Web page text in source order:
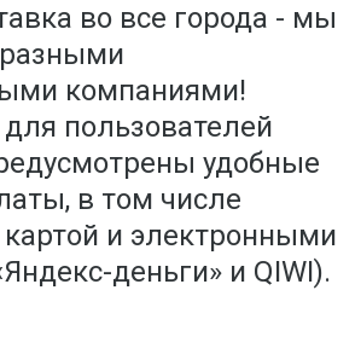
во все города - мы
компаниями!
пользователей
удобные
в том числе
картой и электронными
деньги» и QIWI).